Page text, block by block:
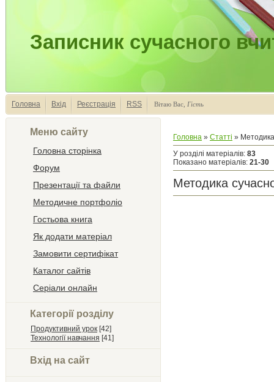
Записник сучасного
Головна Вхід Реєстрація RSS Вітаю Вас Гість
Меню сайту
Головна сторінка
Форум
Презентації та файли
Методичне портфоліо
Гостьова книга
Як додати матеріал
Замовити сертифікат
Каталог сайтів
Серіали онлайн
Категорії розділу
Продуктивний урок [42]
Технології навчання [41]
Вхід на сайт
Головна » Статті » Методика
У розділі матеріалів: 83
Показано матеріалів: 21-30
Методика